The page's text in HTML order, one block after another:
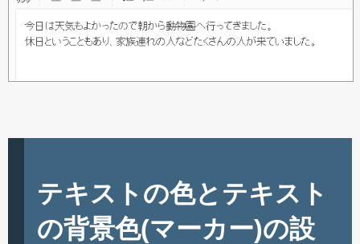
テキストの色とテキスト
の背景色(マーカー)の設